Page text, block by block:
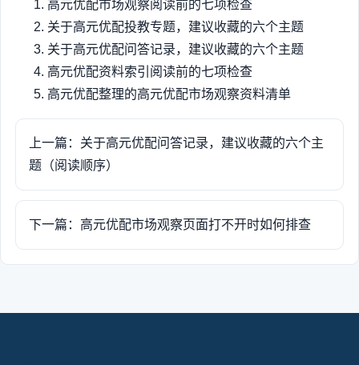
高元优配市场观察阅读前的七项检查
关于高元优配投教专题，建议收藏的六个主题
关于高元优配问答记录，建议收藏的六个主题
高元优配资料索引阅读前的七项检查
高元优配整理的高元优配市场观察资料清单
上一篇：关于高元优配问答记录，建议收藏的六个主
题（阅读顺序）
下一篇：高元优配市场观察页面打不开时如何排查